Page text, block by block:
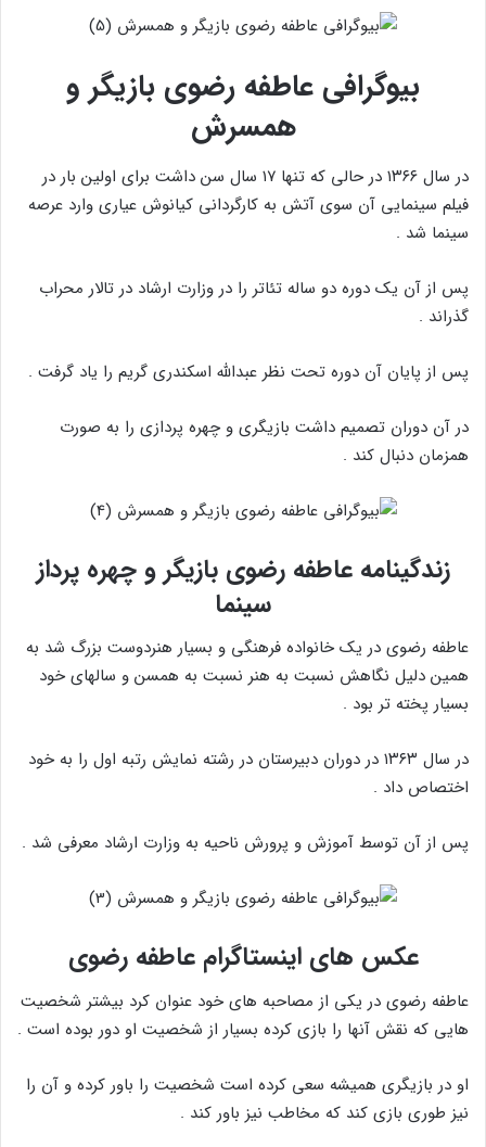
بیوگرافی عاطفه رضوی بازیگر و
همسرش
در سال ۱۳۶۶ در حالی که تنها ۱۷ سال سن داشت برای اولین بار در
فیلم سینمایی آن سوی آتش به کارگردانی کیانوش عیاری وارد عرصه
سینما شد .
پس از آن یک دوره دو ساله تئاتر را در وزارت ارشاد در تالار محراب
گذراند .
پس از پایان آن دوره تحت نظر عبدالله اسکندری گریم را یاد گرفت .
در آن دوران تصمیم داشت بازیگری و چهره پردازی را به صورت
همزمان دنبال کند .
زندگینامه عاطفه رضوی بازیگر و چهره پرداز
سینما
عاطفه رضوی در یک خانواده فرهنگی و بسیار هنردوست بزرگ شد به
همین دلیل نگاهش نسبت به هنر نسبت به همسن و سالهای خود
بسیار پخته تر بود .
در سال ۱۳۶۳ در دوران دبیرستان در رشته نمایش رتبه اول را به خود
اختصاص داد .
پس از آن توسط آموزش و پرورش ناحیه به وزارت ارشاد معرفی شد .
عکس های اینستاگرام عاطفه رضوی
عاطفه رضوی در یکی از مصاحبه های خود عنوان کرد بیشتر شخصیت
هایی که نقش آنها را بازی کرده بسیار از شخصیت او دور بوده است .
او در بازیگری همیشه سعی کرده است شخصیت را باور کرده و آن را
نیز طوری بازی کند که مخاطب نیز باور کند .